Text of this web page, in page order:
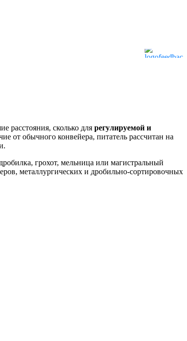
расстояния, сколько для регулируемой и
от обычного конвейера, питатель рассчитан на
грохот, мельница или магистральный
металлургических и дробильно-сортировочных